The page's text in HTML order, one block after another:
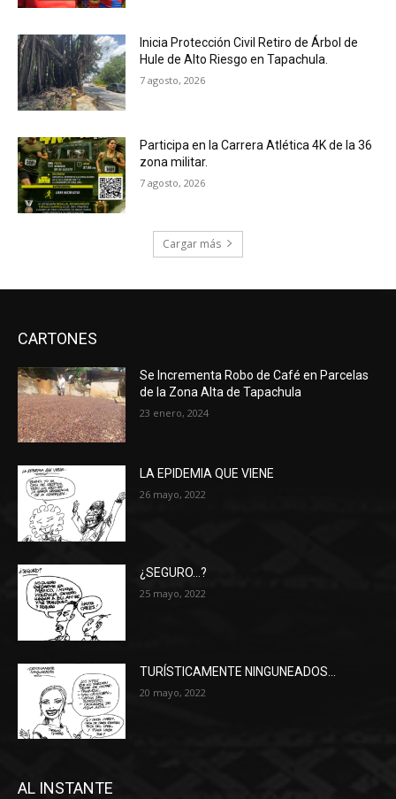
Inicia Protección Civil Retiro de Árbol de
Hule de Alto Riesgo en Tapachula.
7 agosto, 2026
Participa en la Carrera Atlética 4K de la 36
zona militar.
7 agosto, 2026
Cargar más
CARTONES
Se Incrementa Robo de Café en Parcelas
de la Zona Alta de Tapachula
23 enero, 2024
LA EPIDEMIA QUE VIENE
26 mayo, 2022
¿SEGURO…?
25 mayo, 2022
TURÍSTICAMENTE NINGUNEADOS…
20 mayo, 2022
AL INSTANTE